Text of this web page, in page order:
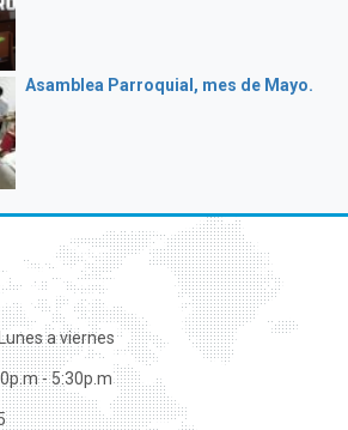
Asamblea Parroquial, mes de Mayo.
a viernes
- 5:30p.m